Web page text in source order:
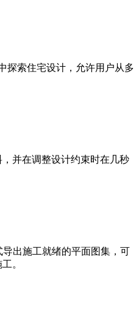
探索住宅设计，允许用户从多
并在调整设计约束时在几秒
导出施工就绪的平面图集，可
。